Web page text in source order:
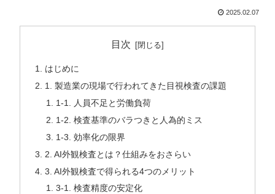
2025.02.07
目次
はじめに
1. 製造業の現場で行われてきた目視検査の課題
1-1. 人員不足と労働負荷
1-2. 検査基準のバラつきと人為的ミス
1-3. 効率化の限界
2. AI外観検査とは？仕組みをおさらい
3. AI外観検査で得られる4つのメリット
3-1. 検査精度の安定化